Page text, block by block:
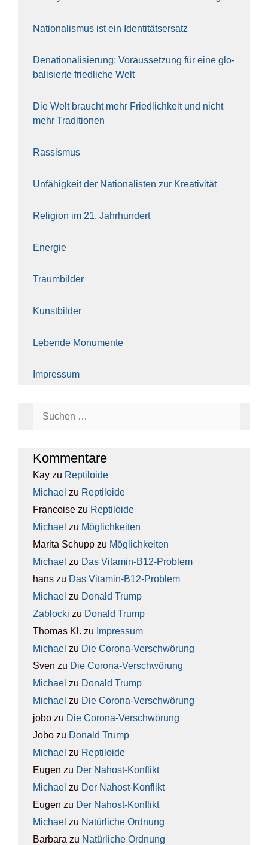
Natio­na­lis­mus ist ein Iden­ti­täts­er­satz
Dena­tio­na­li­sie­rung: Vor­aus­set­zung für eine glo­
ba­li­sier­te fried­li­che Welt
Die Welt braucht mehr Fried­lich­keit und nicht
mehr Tra­di­tio­nen
Ras­sis­mus
Unfä­hig­keit der Natio­na­lis­ten zur Krea­ti­vi­tät
Reli­gi­on im 21. Jahr­hun­dert
Ener­gie
Traum­bil­der
Kunst­bil­der
Leben­de Monu­men­te
Impres­sum
Kom­men­ta­re
Kay zu Rep­ti­lo­ide
Michael zu Rep­ti­lo­ide
Francoise zu Rep­ti­lo­ide
Michael zu Mög­lich­kei­ten
Marita Schupp zu Mög­lich­kei­ten
Michael zu Das Vit­amin-B12-Pro­blem
hans zu Das Vit­amin-B12-Pro­blem
Michael zu Donald Trump
Zablocki zu Donald Trump
Thomas Kl. zu Impres­sum
Michael zu Die Coro­na-Ver­schwö­rung
Sven zu Die Coro­na-Ver­schwö­rung
Michael zu Donald Trump
Michael zu Die Coro­na-Ver­schwö­rung
jobo zu Die Coro­na-Ver­schwö­rung
Jobo zu Donald Trump
Michael zu Rep­ti­lo­ide
Eugen zu Der Nah­ost-Kon­flikt
Michael zu Der Nah­ost-Kon­flikt
Eugen zu Der Nah­ost-Kon­flikt
Michael zu Natür­li­che Ord­nung
Barbara zu Natür­li­che Ord­nung